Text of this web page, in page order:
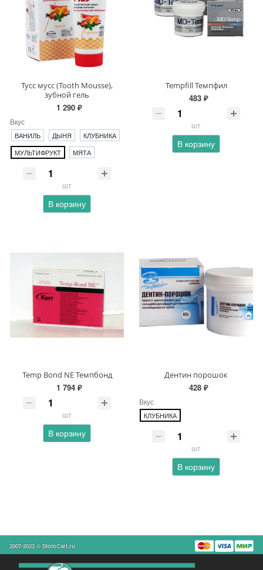
Тусс мусс (Tooth Mousse),
зубной гель
1 290 ₽
Вкус
ВАНИЛЬ ДЫНЯ
КЛУБНИКА
МУЛЬТИФРУКТ
МЯТА
шт
В корзину
Tempfill Темпфил
483 ₽
шт
В корзину
Temp Bond NE Темпбонд
1 794 ₽
шт
В корзину
Дентин порошок
428 ₽
Вкус
КЛУБНИКА
шт
В корзину
2007-2023 © StomCart.ru